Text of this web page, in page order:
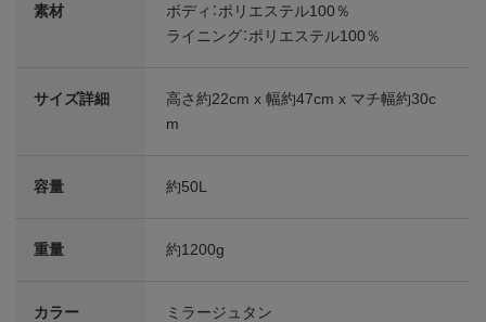
素材
ボディ：ポリエステル100％
ライニング：ポリエステル100％
サイズ詳細
高さ約22cm x 幅約47cm x マチ幅約30c
m
容量 約50L
重量 約1200g
カラー ミラージュタン